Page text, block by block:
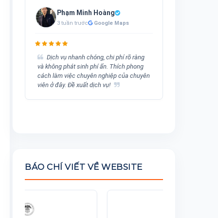
Phạm Minh Hoàng
3 tuần trước Google Maps
Dịch vụ nhanh chóng, chi phí rõ ràng
và không phát sinh phí ẩn. Thích phong
cách làm việc chuyên nghiệp của chuyên
viên ở đây. Đề xuất dịch vụ!
BÁO CHÍ VIẾT VỀ WEBSITE